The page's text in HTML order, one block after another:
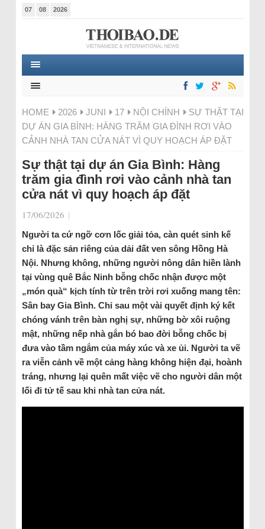
07 08 2026
HOME 2026 JUNI 17 NỘI CHÍNH
SỰ THẬT TẠI
DỰ ÁN GIA BÌNH: HÀNG TRĂM GIA ĐÌNH RƠI VÀO
CẢNH NHÀ TAN CỬA NÁT VÌ QUY HOẠCH ÁP ĐẶT
Sự thật tại dự án Gia Bình: Hàng
trăm gia đình rơi vào cảnh nhà tan
cửa nát vì quy hoạch áp đặt
17/06/2026 |
Người ta cứ ngỡ cơn lốc giải tỏa, càn quét sinh kế
chỉ là đặc sản riêng của dải đất ven sông Hồng Hà
Nội. Nhưng không, những người nông dân hiền lành
tại vùng quê Bắc Ninh bỗng chốc nhận được một
„món quà“ kịch tính từ trên trời rơi xuống mang tên:
Sân bay Gia Bình. Chỉ sau một vài quyết định ký kết
chóng vánh trên bàn nghị sự, những bờ xôi ruộng
mật, những nếp nhà gắn bó bao đời bỗng chốc bị
đưa vào tầm ngắm của máy xúc và xe ủi. Người ta vẽ
ra viễn cảnh về một cảng hàng không hiện đại, hoành
tráng, nhưng lại quên mất việc vẽ cho người dân một
lối đi tử tế sau khi nhà tan cửa nát.